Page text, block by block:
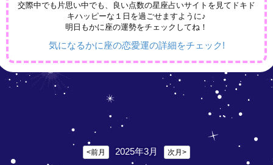
交際中でも片思い中でも、良い点数の星座占いサイトを見てドキド
キハッピーな１日を過ごせますように♪
明日もかに座の運勢をチェックしてね！
気になるかに座の恋愛運の詳細をチェック!
<前月 2025年3月 次月>